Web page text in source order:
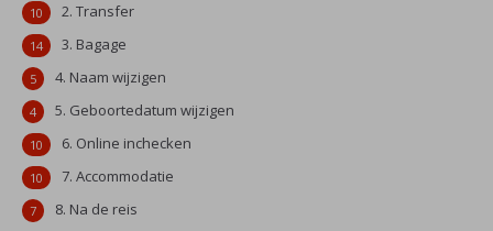
2. Transfer
10
3. Bagage
14
4. Naam wijzigen
5
5. Geboortedatum wijzigen
4
6. Online inchecken
10
7. Accommodatie
10
8. Na de reis
7